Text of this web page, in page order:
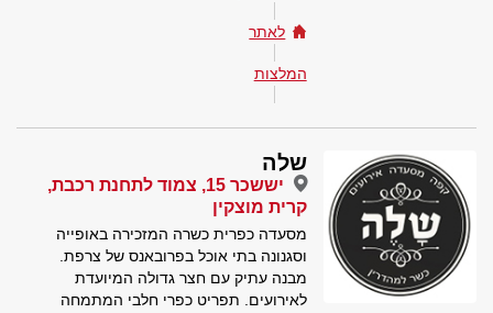
לאתר
המלצות
שלה
יששכר 15, צמוד לתחנת רכבת,
קרית מוצקין
מסעדה כפרית כשרה המזכירה באופייה
וסגנונה בתי אוכל בפרובאנס של צרפת.
מבנה עתיק עם חצר גדולה המיועדת
לאירועים. תפריט כפרי חלבי המתמחה